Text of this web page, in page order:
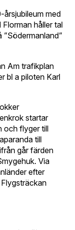
med
håller tal
Am trafikplan
bl a piloten Karl
startar
och flyger till
till
går färden
Via
efter